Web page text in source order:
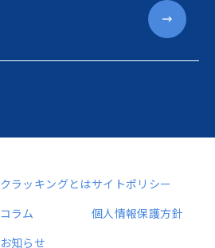
クラッキングとは
コラム
お知らせ
サイトポリシー
個人情報保護方針